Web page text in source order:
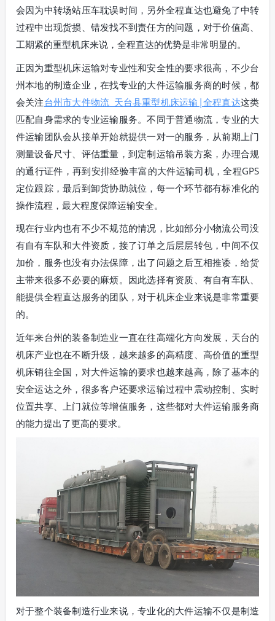
会因为中转场站压车耽误时间，另外全程直达也避免了中转
过程中出现货损、错发找不到责任方的问题，对于价值高、
工期紧的重型机床来说，全程直达的优势是非常明显的。
正因为重型机床运输对专业性和安全性的要求很高，不少台
州本地的制造企业，在找专业的大件运输服务商的时候，都
会关注台州市大件物流_天台县重型机床运输|全程直达这类
匹配自身需求的专业运输服务。不同于普通物流，专业的大
件运输团队会从接单开始就提供一对一的服务，从前期上门
测量设备尺寸、评估重量，到定制运输吊装方案，办理合规
的通行证件，再到安排经验丰富的大件运输司机，全程GPS
定位跟踪，最后到卸货协助就位，每一个环节都有标准化的
操作流程，最大程度保障运输安全。
现在行业内也有不少不规范的情况，比如部分小物流公司没
有自有车队和大件资质，接了订单之后层层转包，中间不仅
加价，服务也没有办法保障，出了问题之后互相推诿，给货
主带来很多不必要的麻烦。因此选择有资质、有自有车队、
能提供全程直达服务的团队，对于机床企业来说是非常重要
的。
近年来台州的装备制造业一直在往高端化方向发展，天台的
机床产业也在不断升级，越来越多的高精度、高价值的重型
机床销往全国，对大件运输的要求也越来越高，除了基本的
安全运达之外，很多客户还要求运输过程中震动控制、实时
位置共享、上门就位等增值服务，这些都对大件运输服务商
的能力提出了更高的要求。
对于整个装备制造行业来说，专业化的大件运输不仅是制造